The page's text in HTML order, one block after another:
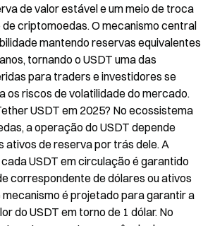
de valor estável e um meio de troca
criptomoedas. O mecanismo central
mantendo reservas equivalentes
tornando o USDT uma das
para traders e investidores se
os riscos de volatilidade do mercado.
USDT em 2025? No ecossistema
a operação do USDT depende
ativos de reserva por trás dele. A
USDT em circulação é garantido
correspondente de dólares ou ativos
é projetado para garantir a
do USDT em torno de 1 dólar. No